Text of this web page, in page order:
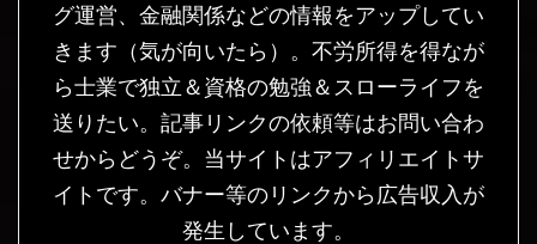
グ運営、金融関係などの情報をアップしてい
きます（気が向いたら）。不労所得を得なが
ら士業で独立＆資格の勉強＆スローライフを
送りたい。記事リンクの依頼等はお問い合わ
せからどうぞ。当サイトはアフィリエイトサ
イトです。バナー等のリンクから広告収入が
発生しています。